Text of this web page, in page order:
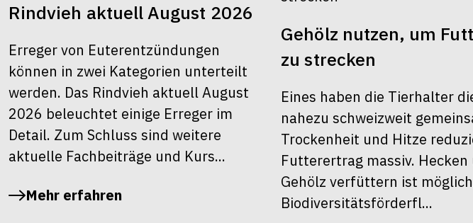
Rindvieh aktuell August 2026
Erreger von Euterentzündungen
können in zwei Kategorien unterteilt
werden. Das Rindvieh aktuell August
2026 beleuchtet einige Erreger im
Detail. Zum Schluss sind weitere
aktuelle Fachbeiträge und Kurs...
Mehr erfahren
Gehölz nutzen, um
zu strecken
Eines haben die Tierhalter
nahezu schweizweit
Trockenheit und Hitze
Futterertrag massiv. Hecken
Gehölz verfüttern ist
Biodiversitätsförderfl...